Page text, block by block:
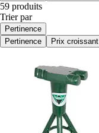
59 produits
Trier par
Pertinence
Pertinence
Prix croissant